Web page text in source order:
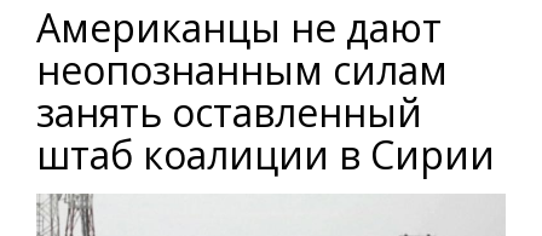
Американцы не дают
неопознанным силам
занять оставленный
штаб коалиции в Сирии